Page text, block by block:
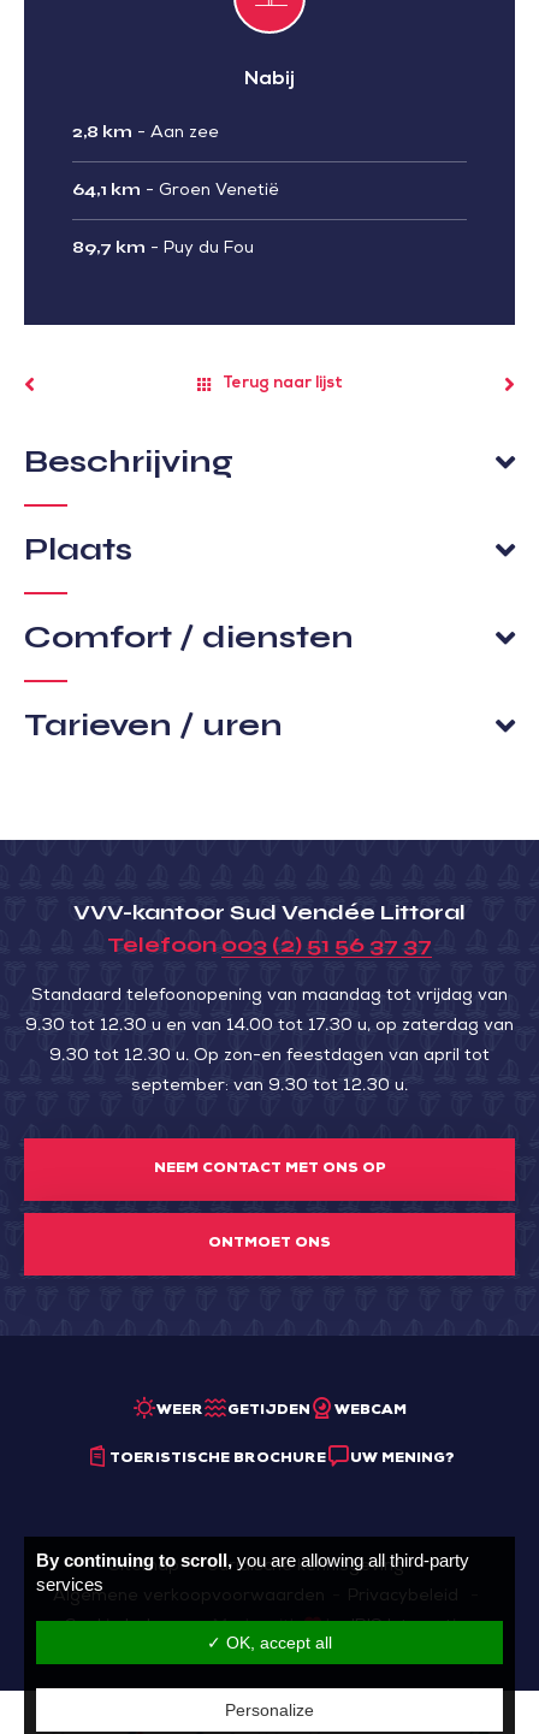
Nabij
2,8 km - Aan zee
64,1 km - Groen Venetië
89,7 km - Puy du Fou
Terug naar lijst
Beschrijving
Plaats
Comfort / diensten
Tarieven / uren
VVV-kantoor Sud Vendée Littoral
Telefoon 003 (2) 51 56 37 37
Standaard telefoonopening van maandag tot vrijdag van
9.30 tot 12.30 u en van 14.00 tot 17.30 u, op zaterdag van
9.30 tot 12.30 u. Op zon-en feestdagen van april tot
september: van 9.30 tot 12.30 u.
NEEM CONTACT MET ONS OP
ONTMOET ONS
WEER GETIJDEN WEBCAM
TOERISTISCHE BROCHURE UW MENING?
Sitemap
Juridische kennisgeving
Algemene verkoopvoorwaarden
Privacybeleid
By continuing to scroll, you are allowing all third-party
services
✓ OK, accept all
Personalize